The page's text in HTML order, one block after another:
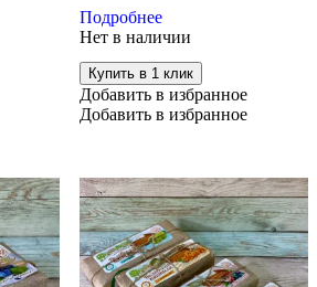
Подробнее
Нет в наличии
Купить в 1 клик
Добавить в избранное
Добавить в избранное